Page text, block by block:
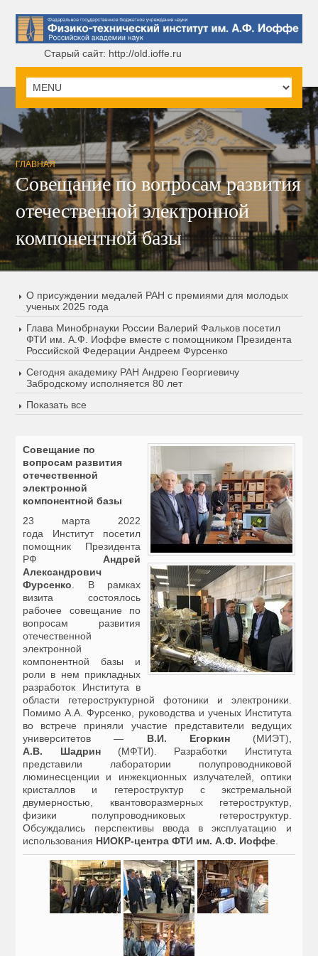
Старый сайт: http://old.ioffe.ru
ГЛАВНАЯ
Совещание по вопросам развития
отечественной электронной
компонентной базы
О присуждении медалей РАН с премиями для молодых
ученых 2025 года
Глава Минобрнауки России Валерий Фальков посетил
ФТИ им. А.Ф. Иоффе вместе с помощником Президента
Российской Федерации Андреем Фурсенко
Сегодня академику РАН Андрею Георгиевичу
Забродскому исполняется 80 лет
Показать все
Совещание по
вопросам развития
отечественной
электронной
компонентной базы
23 марта 2022
года Институт посетил
помощник Президента
РФ Андрей
Александрович
Фурсенко . В рамках
визита состоялось
рабочее совещание по
вопросам развития
отечественной
электронной
компонентной базы и
роли в нем прикладных
разработок Института в
области гетероструктурной фотоники и электроники.
Помимо А.А. Фурсенко, руководства и ученых Института
во встрече приняли участие представители ведущих
университетов — В.И. Егоркин(МИЭТ),
А.В. Шадрин(МФТИ). Разработки Института
представили лаборатории полупроводниковой
люминесценции и инжекционных излучателей, оптики
кристаллов и гетероструктур с экстремальной
двумерностью, квантоворазмерных гетероструктур,
физики полупроводниковых гетероструктур.
Обсуждались перспективы ввода в эксплуатацию и
использования НИОКР-центра ФТИ им. А.Ф. Иоффе